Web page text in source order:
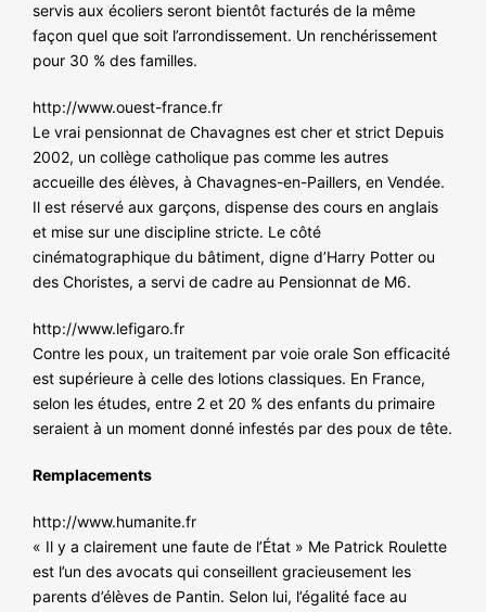
servis aux écoliers seront bientôt facturés de la même
façon quel que soit l’arrondissement. Un renchérissement
pour 30 % des familles.
http://www.ouest-france.fr
Le vrai pensionnat de Chavagnes est cher et strict Depuis
2002, un collège catholique pas comme les autres
accueille des élèves, à Chavagnes-en-Paillers, en Vendée.
Il est réservé aux garçons, dispense des cours en anglais
et mise sur une discipline stricte. Le côté
cinématographique du bâtiment, digne d’Harry Potter ou
des Choristes, a servi de cadre au Pensionnat de M6.
http://www.lefigaro.fr
Contre les poux, un traitement par voie orale Son efficacité
est supérieure à celle des lotions classiques. En France,
selon les études, entre 2 et 20 % des enfants du primaire
seraient à un moment donné infestés par des poux de tête.
Remplacements
http://www.humanite.fr
« Il y a clairement une faute de l’État » Me Patrick Roulette
est l’un des avocats qui conseillent gracieusement les
parents d’élèves de Pantin. Selon lui, l’égalité face au